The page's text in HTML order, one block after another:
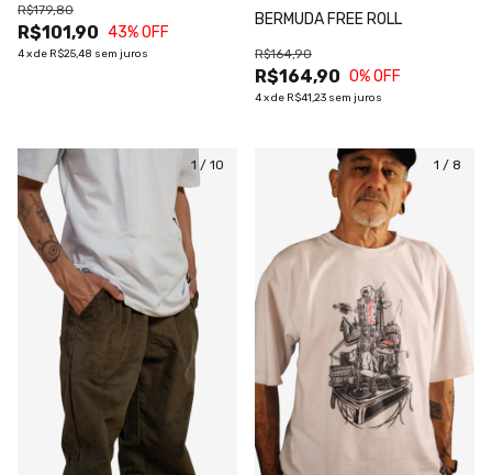
R$101,90
R$179,80
43% OFF
4xde R$25,48 sem juros
BERMUDA FREE ROLL
R$164,90
R$164,90
0% OFF
4xde R$41,23 sem juros
1 / 10 1 / 8